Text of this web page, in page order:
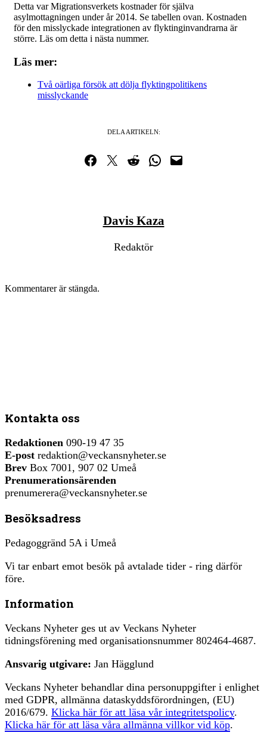
Detta var Migrationsverkets kostnader för själva
asylmottagningen under år 2014. Se tabellen ovan. Kostnaden
för den misslyckade integrationen av flyktinginvandrarna är
större. Läs om detta i nästa nummer.
Läs mer:
Två oärliga försök att dölja flyktingpolitikens
misslyckande
DELA ARTIKELN:
Dela på Facebook
Dela på TwitterDela på RedditDela i WhatsApp
Maila en länk
Davis Kaza
Redaktör
Kommentarer är stängda.
Kontakta oss
Redaktionen 090-19 47 35
E-post redaktion@veckansnyheter.se
Brev Box 7001, 907 02 Umeå
Prenumerationsärenden
prenumerera@veckansnyheter.se
Besöksadress
Pedagoggränd 5A i Umeå
Vi tar enbart emot besök på avtalade tider - ring därför
före.
Information
Veckans Nyheter ges ut av Veckans Nyheter
tidningsförening med organisationsnummer 802464-4687.
Ansvarig utgivare: Jan Hägglund
Veckans Nyheter behandlar dina personuppgifter i enlighet
med GDPR, allmänna dataskyddsförordningen, (EU)
2016/679. Klicka här för att läsa vår integritetspolicy.
Klicka här för att läsa våra allmänna villkor vid köp.